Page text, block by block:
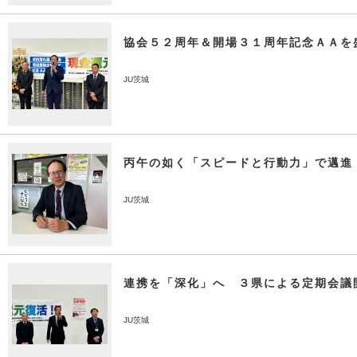
協会５２周年＆開場３１周年記念ＡＡを
JU茨城
丙午の如く「スピードと行動力」で邁進
JU茨城
連携を「深化」へ ３県による定期会議
JU茨城